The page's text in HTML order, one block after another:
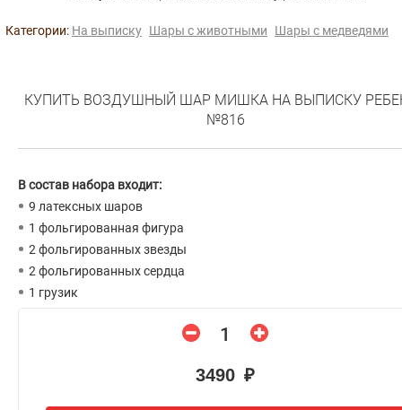
Категории: На выписку Шары с животными Шары с медведями
КУПИТЬ ВОЗДУШНЫЙ ШАР МИШКА НА ВЫПИСКУ
№816
В состав набора входит:
9 латексных шаров
1 фольгированная фигура
2 фольгированных звезды
2 фольгированных сердца
1 грузик
3490 ₽